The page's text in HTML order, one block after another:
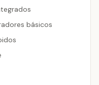
básicos